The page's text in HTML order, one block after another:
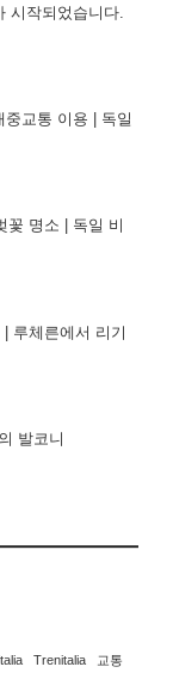
시작되었습니다.
교통 이용 | 독일
꽃 명소 | 독일 비
루체른에서 리기
발코니
Trenitalia 교통